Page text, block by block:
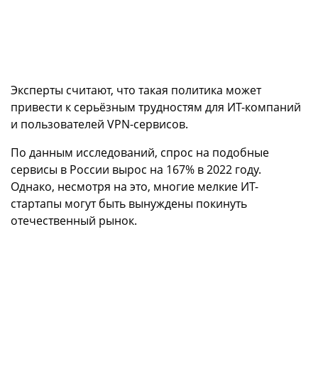
Эксперты считают, что такая политика может
привести к серьёзным трудностям для ИТ-компаний
и пользователей VPN-сервисов.
По данным исследований, спрос на подобные
сервисы в России вырос на 167% в 2022 году.
Однако, несмотря на это, многие мелкие ИТ-
стартапы могут быть вынуждены покинуть
отечественный рынок.